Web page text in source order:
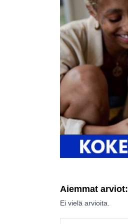
Aiemmat arviot:
Ei vielä arvioita.